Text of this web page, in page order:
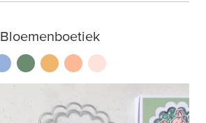
Bloemenboetiek